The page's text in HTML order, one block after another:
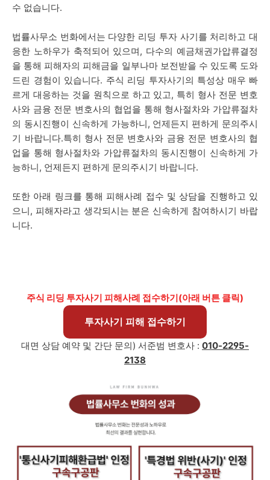
수 없습니다.
법률사무소 번화에서는 다양한 리딩 투자 사기를 처리하고 대
응한 노하우가 축적되어 있으며, 다수의 예금채권가압류결정
을 통해 피해자의 피해금을 일부나마 보전받을 수 있도록 도와
드린 경험이 있습니다. 주식 리딩 투자사기의 특성상 매우 빠
르게 대응하는 것을 원칙으로 하고 있고, 특히 형사 전문 변호
사와 금융 전문 변호사의 협업을 통해 형사절차와 가압류절차
의 동시진행이 신속하게 가능하니, 언제든지 편하게 문의주시
기 바랍니다.특히 형사 전문 변호사와 금융 전문 변호사의 협
업을 통해 형사절차와 가압류절차의 동시진행이 신속하게 가
능하니, 언제든지 편하게 문의주시기 바랍니다.
또한 아래 링크를 통해 피해사례 접수 및 상담을 진행하고 있
으니, 피해자라고 생각되시는 분은 신속하게 참여하시기 바랍
니다.
주식 리딩 투자사기 피해사례 접수하기(아래 버튼 클릭)
투자사기 피해 접수하기
대면 상담 예약 및 간단 문의) 서준범 변호사 : 010-2295-
2138